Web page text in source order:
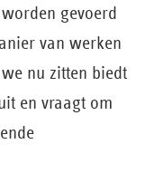
gevoerd
van werken
nu zitten biedt
en vraagt om